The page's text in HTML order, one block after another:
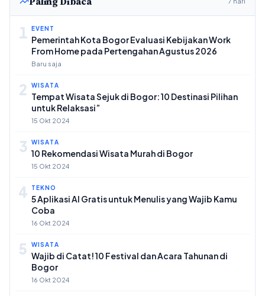
1 EVENT
Pemerintah Kota Bogor Evaluasi Kebijakan Work
From Home pada Pertengahan Agustus 2026
Baru saja
2 WISATA
Tempat Wisata Sejuk di Bogor: 10 Destinasi Pilihan
untuk Relaksasi”
15 Okt 2024
3 WISATA
10 Rekomendasi Wisata Murah di Bogor
15 Okt 2024
4 TEKNO
5 Aplikasi AI Gratis untuk Menulis yang Wajib Kamu
Coba
16 Okt 2024
5 WISATA
Wajib di Catat! 10 Festival dan Acara Tahunan di
Bogor
16 Okt 2024